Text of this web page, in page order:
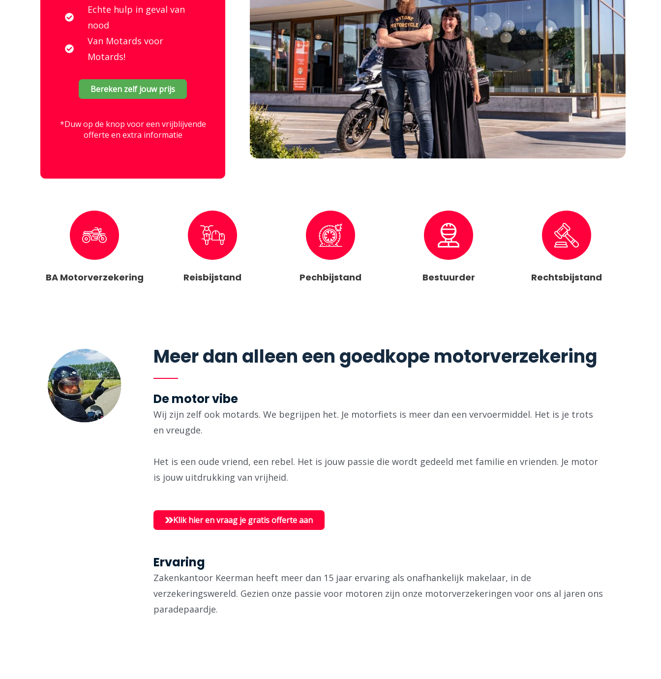
Echte hulp in geval van
nood
Van Motards voor
Motards!
Bereken zelf jouw prijs
*Duw op de knop voor een vrijblijvende
offerte en extra informatie
BA Motorverzekering Reisbijstand Pechbijstand Bestuurder Rechtsbijstand
Meer dan alleen een goedkope motorverzekering ​
De motor vibe
Wij zijn zelf ook motards. We begrijpen het. Je motorfiets is meer dan een vervoermiddel. Het is je trots
en vreugde.
Het is een oude vriend, een rebel. Het is jouw passie die wordt gedeeld met familie en vrienden. Je motor
is jouw uitdrukking van vrijheid.
Klik hier en vraag je gratis offerte aan
Ervaring
Zakenkantoor Keerman heeft meer dan 15 jaar ervaring als onafhankelijk makelaar, in de
verzekeringswereld. Gezien onze passie voor motoren zijn onze motorverzekeringen voor ons al jaren ons
paradepaardje.